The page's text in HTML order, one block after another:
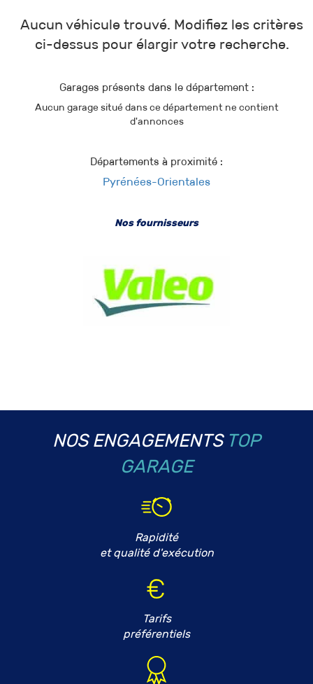
Aucun véhicule trouvé. Modifiez les critères
ci-dessus pour élargir votre recherche.
Garages présents dans le département :
Aucun garage situé dans ce département ne contient
d'annonces
Départements à proximité :
Pyrénées-Orientales
Nos fournisseurs
NOS ENGAGEMENTS TOP
GARAGE
Rapidité
et qualité d'exécution
Tarifs
préférentiels